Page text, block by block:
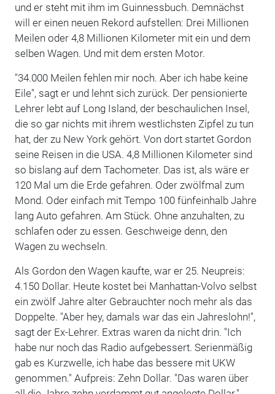
und er steht mit ihm im Guinnessbuch. Demnächst
will er einen neuen Rekord aufstellen: Drei Millionen
Meilen oder 4,8 Millionen Kilometer mit ein und dem
selben Wagen. Und mit dem ersten Motor.
"34.000 Meilen fehlen mir noch. Aber ich habe keine
Eile", sagt er und lehnt sich zurück. Der pensionierte
Lehrer lebt auf Long Island, der beschaulichen Insel,
die so gar nichts mit ihrem westlichsten Zipfel zu tun
hat, der zu New York gehört. Von dort startet Gordon
seine Reisen in die USA. 4,8 Millionen Kilometer sind
so bislang auf dem Tachometer. Das ist, als wäre er
120 Mal um die Erde gefahren. Oder zwölfmal zum
Mond. Oder einfach mit Tempo 100 fünfeinhalb Jahre
lang Auto gefahren. Am Stück. Ohne anzuhalten, zu
schlafen oder zu essen. Geschweige denn, den
Wagen zu wechseln.
Als Gordon den Wagen kaufte, war er 25. Neupreis:
4.150 Dollar. Heute kostet bei Manhattan-Volvo selbst
ein zwölf Jahre alter Gebrauchter noch mehr als das
Doppelte. "Aber hey, damals war das ein Jahreslohn!",
sagt der Ex-Lehrer. Extras waren da nicht drin. "Ich
habe nur noch das Radio aufgebessert. Serienmäßig
gab es Kurzwelle, ich habe das bessere mit UKW
genommen." Aufpreis: Zehn Dollar. "Das waren über